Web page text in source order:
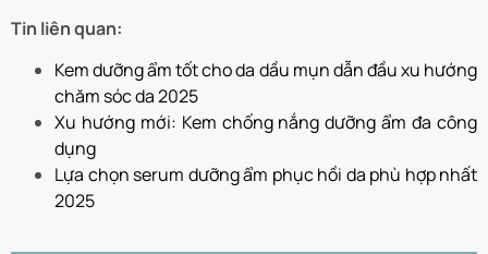
Tin liên quan:
Kem dưỡng ẩm tốt cho da dầu mụn dẫn đầu xu hướng
chăm sóc da 2025
Xu hướng mới: Kem chống nắng dưỡng ẩm đa công
dụng
Lựa chọn serum dưỡng ẩm phục hồi da phù hợp nhất
2025